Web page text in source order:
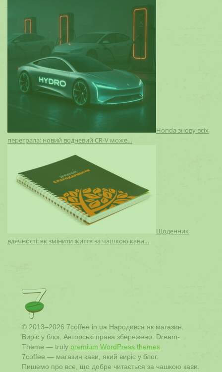
Honda знову всіх
переграла: новий водневий CR-V може…
Щоденник
вдячності: як змінити життя за чашкою кави…
© 2013–2026 7coffee.in.ua Народився як магазин.
Виріс у блог. Авторські права збережено. Dream-
Theme — truly premium WordPress themes
7coffee — магазин кави, який виріс у блог.
Пишемо про все, що добре читається за чашкою кави.